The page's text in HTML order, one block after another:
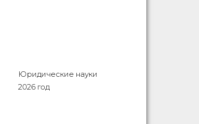
Юридические науки
2026 год